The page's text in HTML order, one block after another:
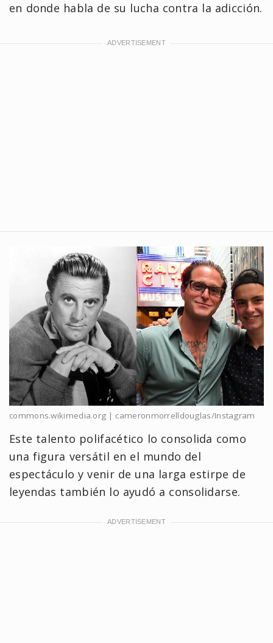
en donde habla de su lucha contra la adicción.
commons.wikimedia.org | cameronmorrelldouglas/Instagram
Este talento polifacético lo consolida como
una figura versátil en el mundo del
espectáculo y venir de una larga estirpe de
leyendas también lo ayudó a consolidarse.